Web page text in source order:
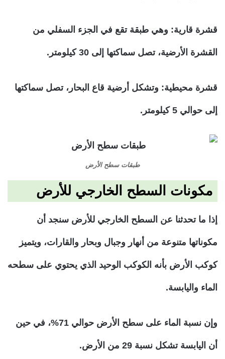
قشرة قارية: وهي طبقة تقع في الجزء السفلي من
القشرة الأرضية، تصل سماكتها إلى 30 كيلومتر.
قشرة محيطية: وتشكل أرضية قاع البحار، تصل سماكتها
إلى حوالي 5 كيلومتر.
طبقات سطح الأرض
مكونات السطح الخارجي للأرض
إذا ما تحدثنا عن السطح الخارجي للأرض سنجد أن
مكوناتها متنوعة من أنهار وجبال وبحار والقارات، ويتميز
كوكب الأرض بأنه الكوكب الوحيد الذي يحتوي على سطحه
الماء واليابسة.
وإن نسبة الماء على سطح الأرض حوالي 71%، في حين
أن اليابسة تشكل نسبة 29 من الأرض.